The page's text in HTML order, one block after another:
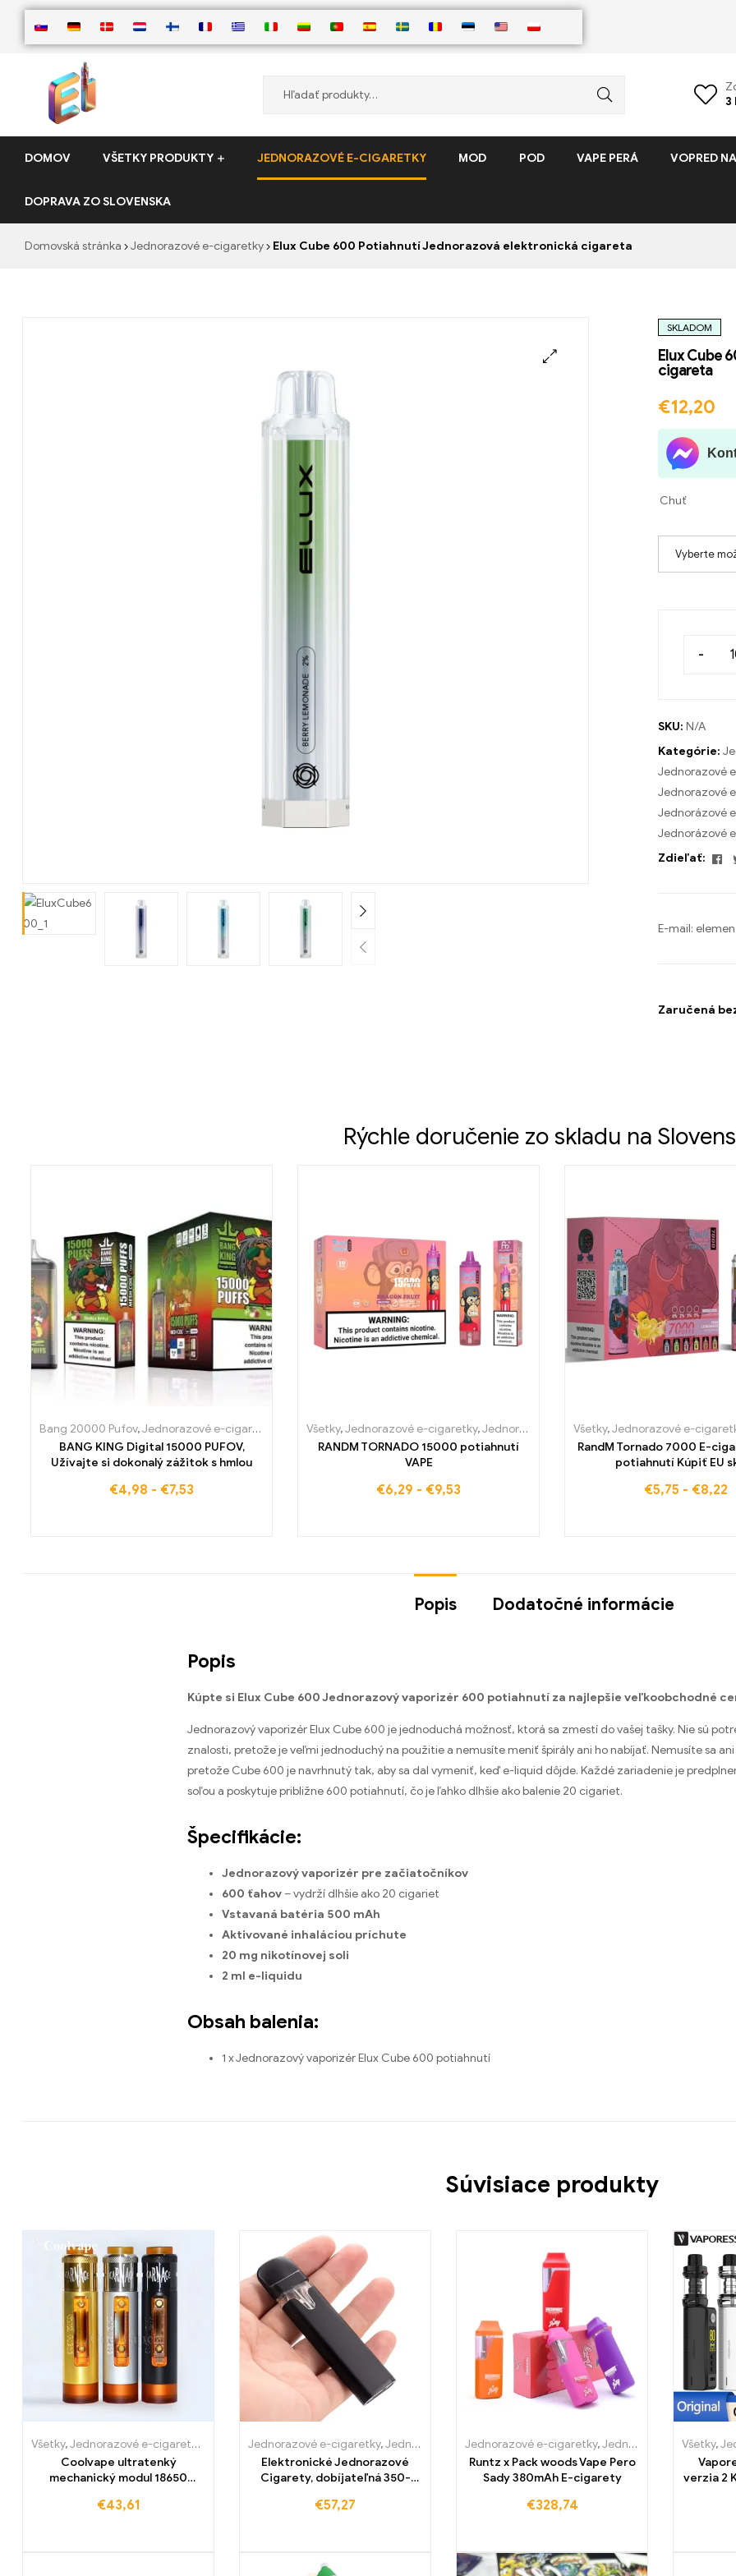
ElementVape.de
3
DOMOV VŠETKY PRODUKTY JEDNORAZOVÉ E-CIGARETKY MOD POD VAPE PERÁ VOPRED
DOPRAVA ZO SLOVENSKA
Domovská stránka Jednorazové e-cigaretky Elux Cube 600 Potiahnutí Jednorazová elektronická cigareta
SKLADOM
Elux Cube
cigareta
€12,20
Chuť
Vyberte
-
SKU: N/A
Kategórie:
Jednorazové
Jednorazové
Jednorázové
Jednorázové
Zdieľať:
E-mail:
Zaručená
Rýchle doručenie zo skladu na
Bang 20000 Pufov,Jednorazové e-cigaretky Jednorázové e-cigarety Portugalsko,Jednorázové e-cigarety Švédsko,Jednorázové
BANG KING Digital 15000 PUFOV,
Užívajte si dokonalý zážitok s hmlou
€4,98 - €7,53
Všetky,Jednorazové e-cigaretky,Jednorazové e-cigarety Slovensko ,
RANDM TORNADO 15000 potiahnutí
VAPE
€6,29 - €9,53
Všetky,Jednorazové e-
RandM Tornado 7000 E-
potiahnutí Kúpiť EU
€5,75 - €8,22
Popis Dodatočné informácie
Popis
Kúpte si Elux Cube 600 Jednorazový vaporizér 600 potiahnutí za najlepšie veľkoobchodné
Jednorazový vaporizér Elux Cube 600 je jednoduchá možnosť, ktorá sa zmestí do vašej tašky. Nie sú
znalosti, pretože je veľmi jednoduchý na použitie a nemusíte meniť špirály ani ho nabíjať. Nemusíte sa
pretože Cube 600 je navrhnutý tak, aby sa dal vymeniť, keď e-liquid dôjde. Každé zariadenie je
soľou a poskytuje približne 600 potiahnutí, čo je ľahko dlhšie ako balenie 20 cigariet.
Špecifikácie:
Jednorazový vaporizér pre začiatočníkov
600 ťahov – vydrží dlhšie ako 20 cigariet
Vstavaná batéria 500 mAh
Aktivované inhaláciou príchute
20 mg nikotínovej soli
2 ml e-liquidu
Obsah balenia:
1 x Jednorazový vaporizér Elux Cube 600 potiahnutí
Súvisiace produkty
Všetky,Jednorazové e-cigaretky Jednorazové e-cigarety Slovensko,Jednorázové e-cigarety Luxembursko,Jednorázové e-cigarety
Coolvape ultratenký
mechanický modul 18650
€43,61
Jednorazové e-cigaretky,Jednorazové e-cigarety Slovensko ,Jednorázové e-cigarety
Elektronické Jednorazové
Cigarety, dobíjateľná 350-
€57,27
Jednorazové e-cigaretky,Jednorazové e-cigarety Slovensko
Runtz x Pack woods Vape Pero
Sady 380mAh E-cigarety
€328,74
Všetky,
verzia 2